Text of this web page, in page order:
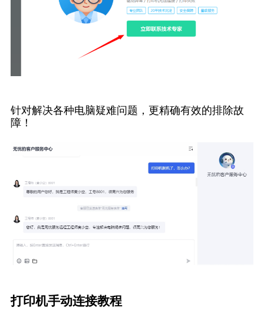
针对解决各种电脑疑难问题，更精确有效的排除故
障！
打印机手动连接教程